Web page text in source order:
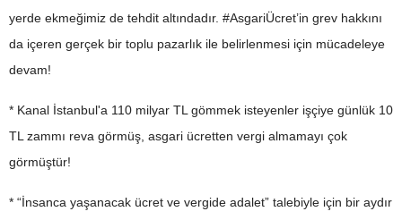
yerde ekmeğimiz de tehdit altındadır. #AsgariÜcret’in grev hakkını
da içeren gerçek bir toplu pazarlık ile belirlenmesi için mücadeleye
devam!
* Kanal İstanbul'a 110 milyar TL gömmek isteyenler işçiye günlük 10
TL zammı reva görmüş, asgari ücretten vergi almamayı çok
görmüştür!
* “İnsanca yaşanacak ücret ve vergide adalet” talebiyle için bir aydır